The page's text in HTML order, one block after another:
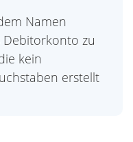
Namen
Debitorkonto zu
kein
erstellt